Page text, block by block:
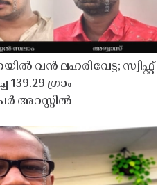
വൻ ലഹരിവേട്ട; സ്വിഫ്റ്റ്
ഗ്രാം
അറസ്റ്റിൽ